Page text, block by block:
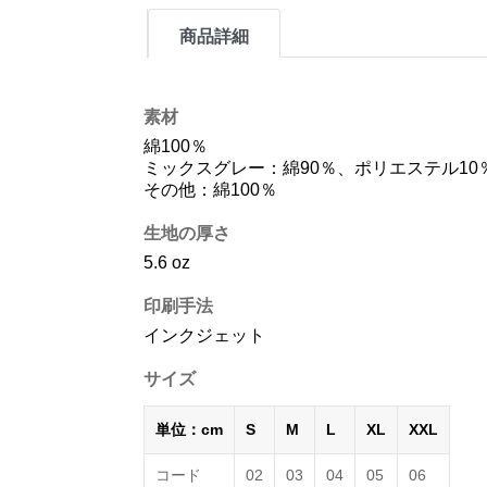
商品詳細
素材
綿100％
ミックスグレー：綿90％、ポリエステル10
その他：綿100％
生地の厚さ
5.6 oz
印刷手法
インクジェット
サイズ
単位：cm S M L XL XXL
コード 02 03 04 05 06